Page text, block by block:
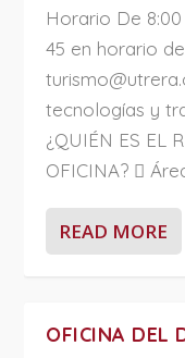
Horario De
45 en horario
tecnologías y
¿QUIÉN ES EL
OFICINA? 
READ MORE
OFICINA DEL